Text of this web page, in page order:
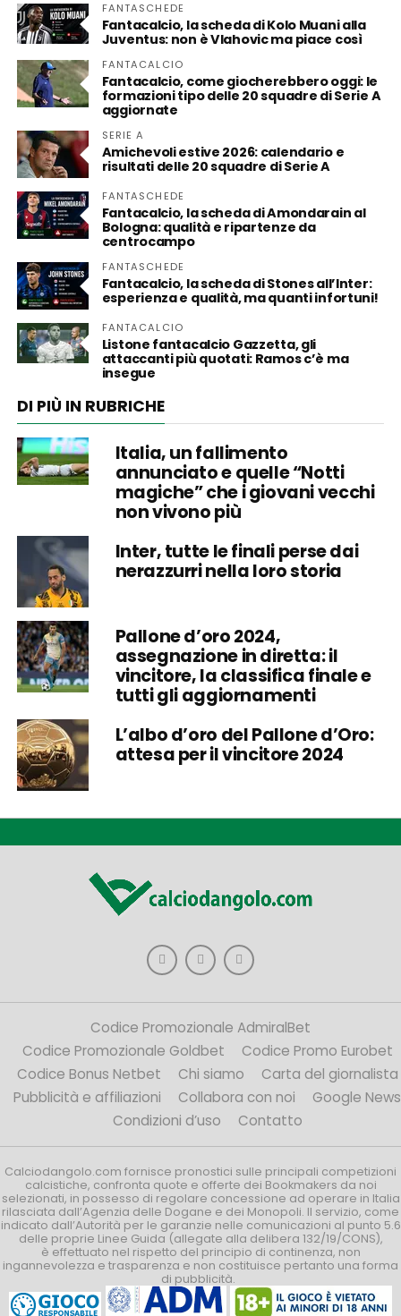
FANTASCHEDE
Fantacalcio, la scheda di Kolo Muani alla
Juventus: non è Vlahovic ma piace così
FANTACALCIO
Fantacalcio, come giocherebbero oggi: le
formazioni tipo delle 20 squadre di Serie A
aggiornate
SERIE A
Amichevoli estive 2026: calendario e
risultati delle 20 squadre di Serie A
FANTASCHEDE
Fantacalcio, la scheda di Amondarain al
Bologna: qualità e ripartenze da
centrocampo
FANTASCHEDE
Fantacalcio, la scheda di Stones all’Inter:
esperienza e qualità, ma quanti infortuni!
FANTACALCIO
Listone fantacalcio Gazzetta, gli
attaccanti più quotati: Ramos c’è ma
insegue
DI PIÙ IN RUBRICHE
Italia, un fallimento
annunciato e quelle “Notti
magiche” che i giovani vecchi
non vivono più
Inter, tutte le finali perse dai
nerazzurri nella loro storia
Pallone d’oro 2024,
assegnazione in diretta: il
vincitore, la classifica finale e
tutti gli aggiornamenti
L’albo d’oro del Pallone d’Oro:
attesa per il vincitore 2024
Codice Promozionale AdmiralBet
Codice Promozionale Goldbet
Codice Promo Eurobet
Codice Bonus Netbet
Chi siamo
Carta del giornalista
Pubblicità e affiliazioni
Collabora con noi
Google News
Condizioni d’uso
Contatto
Calciodangolo.com fornisce pronostici sulle principali competizioni
calcistiche, confronta quote e offerte dei Bookmakers da noi
selezionati, in possesso di regolare concessione ad operare in Italia
rilasciata dall’Agenzia delle Dogane e dei Monopoli. Il servizio, come
indicato dall’Autorità per le garanzie nelle comunicazioni al punto 5.6
delle proprie Linee Guida (allegate alla delibera 132/19/CONS),
è effettuato nel rispetto del principio di continenza, non
ingannevolezza e trasparenza e non costituisce pertanto una forma
di pubblicità.